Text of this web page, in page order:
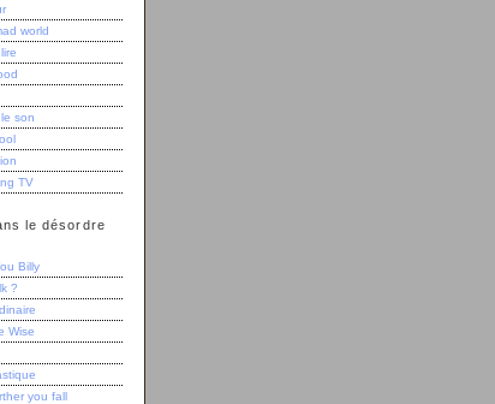
world
son
TV
le désordre
Billy
?
Wise
you fall